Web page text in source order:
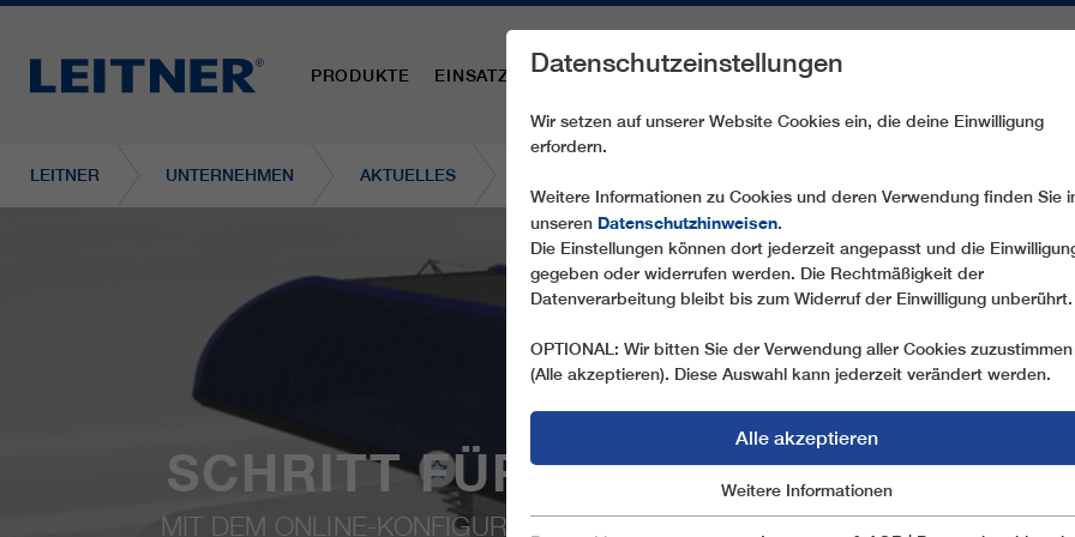
PRODUKTE EINSATZBEREICHE ERSATZTEILE SERVICE
LEITNER UNTERNEHMEN AKTUELLES
SCHRITT FÜR SCHRITT ZUR
MIT DEM ONLINE-KONFIGURATOR VON LEITNER KÖNNEN SEILBAHNEN
Datenschutzeinstellungen
Wir setzen auf unserer Website Cookies ein, die deine Einwilligung
erfordern.
Weitere Informationen zu Cookies und deren Verwendung finden Sie
unseren Datenschutzhinweisen.
Die Einstellungen können dort jederzeit angepasst und die
gegeben oder widerrufen werden. Die Rechtmäßigkeit der
Datenverarbeitung bleibt bis zum Widerruf der Einwilligung unberührt.
OPTIONAL: Wir bitten Sie der Verwendung aller Cookies zuzustimmen
(Alle akzeptieren). Diese Auswahl kann jederzeit verändert werden.
Alle akzeptieren
Marketing
Weitere Informationen